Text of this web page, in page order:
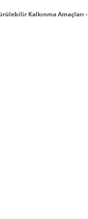
Kalkınma Amaçları -